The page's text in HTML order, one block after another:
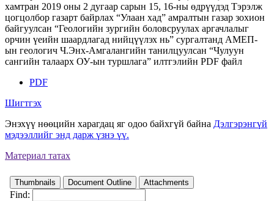
хамтран 2019 оны 2 дугаар сарын 15, 16-ны өдрүүдэд Тэрэлж
цогцолбор газарт байрлах “Улаан хад” амралтын газар зохион
байгуулсан “Геологийн зургийн боловсруулах аргачлалыг
орчин үеийн шаардлагад нийцүүлэх нь” сургалтанд АМЕП-
ын геологич Ч.Энх-Амгалангийн танилцуулсан “Чулуун
сангийн талаарх ОУ-ын туршлага” илтгэлийн PDF файл
PDF
Шигтгэх
Энэхүү нөөцийн харагдац яг одоо байхгүй байна Дэлгэрэнгүй
мэдээллийг энд дарж үзнэ үү.
Материал татах